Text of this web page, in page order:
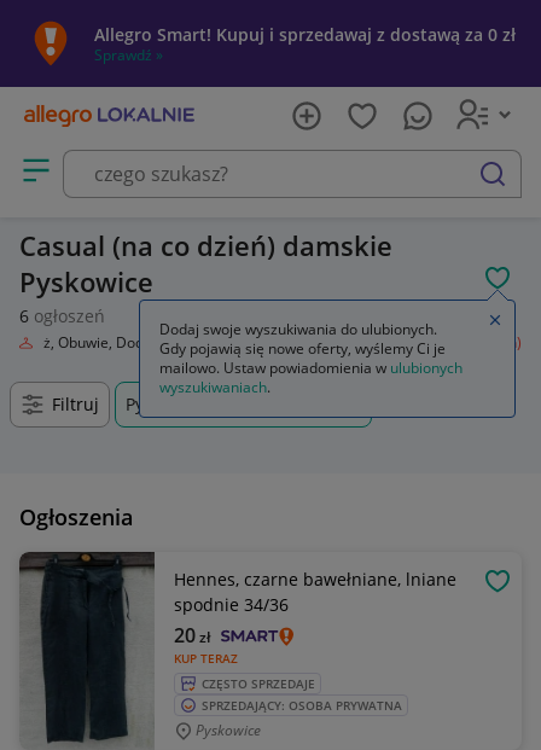
Allegro Smart! Kupuj i sprzedawaj z dostawą za 0 zł
Sprawdź »
Otwórz menu z kategoriami
szukaj
Casual (na co dzień) damskie
Pyskowice
6 ogłoszeń
Odzież, Obuwie, Dodatki Odzież damska Spodnie Casual (na co dzień)
Filtruj Pyskowice, Śląskie, +0 km
Ogłoszenia
Hennes, czarne bawełniane, lniane
spodnie 34/36
KUP TERAZ
20zł
CZĘSTO SPRZEDAJE
SPRZEDAJĄCY: OSOBA PRYWATNA
Pyskowice
Dodaj swoje wyszukiwania do ulubionych.
Gdy pojawią się nowe oferty, wyślemy Ci je
mailowo. Ustaw powiadomienia w ulubionych
wyszukiwaniach.